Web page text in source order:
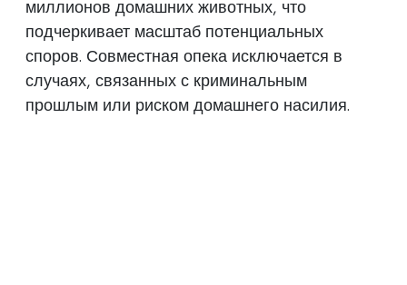
миллионов домашних животных, что
подчеркивает масштаб потенциальных
споров. Совместная опека исключается в
случаях, связанных с криминальным
прошлым или риском домашнего насилия.